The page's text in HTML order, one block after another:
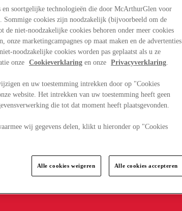
en soortgelijke technologieën die door McArthurGlen voor
Sommige cookies zijn noodzakelijk (bijvoorbeeld om de
de niet-noodzakelijke cookies behoren onder meer cookies
onze marketingcampagnes op maat maken en de advertenties
noodzakelijke cookies worden pas geplaatst als u ze
onze
Cookieverklaring en onze Privacyverklaring.
en uw toestemming intrekken door op "Cookies
website. Het intrekken van uw toestemming heeft geen
die tot dat moment heeft plaatsgevonden.
wij gegevens delen, klikt u hieronder op "Cookies
Alle cookies weigeren Alle cookies accepteren